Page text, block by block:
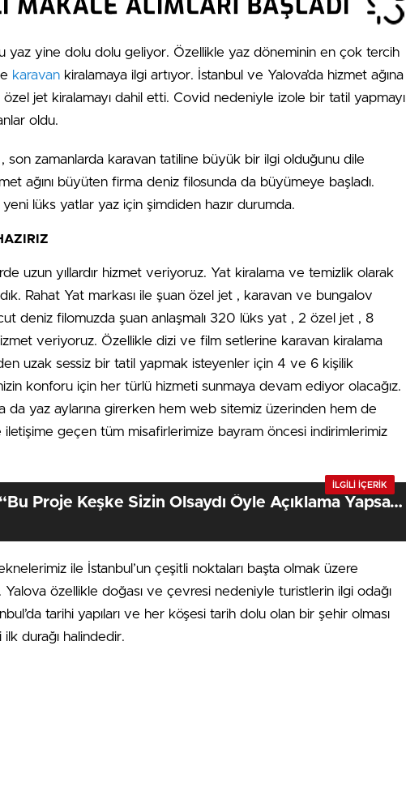
yaz yine dolu dolu geliyor. Özellikle yaz döneminin en çok tercih
karavan kiralamaya ilgi artıyor. İstanbul ve Yalova’da hizmet ağına
jet kiralamayı dahil etti. Covid nedeniyle izole bir tatil yapmayı
oldu.
son zamanlarda karavan tatiline büyük bir ilgi olduğunu dile
ağını büyüten firma deniz filosunda da büyümeye başladı.
lüks yatlar yaz için şimdiden hazır durumda.
uzun yıllardır hizmet veriyoruz. Yat kiralama ve temizlik olarak
Rahat Yat markası ile şuan özel jet , karavan ve bungalov
deniz filomuzda şuan anlaşmalı 320 lüks yat , 2 özel jet , 8
veriyoruz. Özellikle dizi ve film setlerine karavan kiralama
uzak sessiz bir tatil yapmak isteyenler için 4 ve 6 kişilik
konforu için her türlü hizmeti sunmaya devam ediyor olacağız.
da yaz aylarına girerken hem web sitemiz üzerinden hem de
iletişime geçen tüm misafirlerimize bayram öncesi indirimlerimiz
İLGİLİ İÇERİK
Ayyıldız “Bu Proje Keşke Sizin Olsaydı Öyle Açıklama Yapsaydınız”
ile İstanbul’un çeşitli noktaları başta olmak üzere
Yalova özellikle doğası ve çevresi nedeniyle turistlerin ilgi odağı
tarihi yapıları ve her köşesi tarih dolu olan bir şehir olması
durağı halindedir.